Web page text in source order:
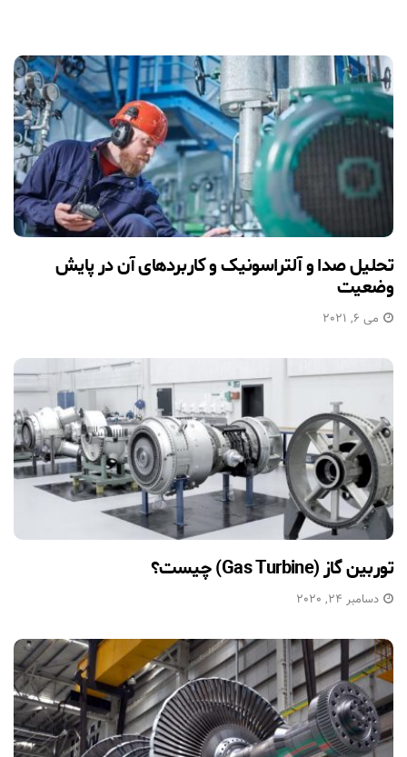
تحلیل صدا و آلتراسونیک و کاربردهای آن در پایش
وضعیت
می 6, 2021
توربین گاز (Gas Turbine) چیست؟
دسامبر 24, 2020